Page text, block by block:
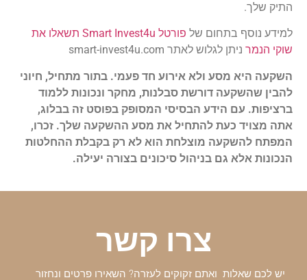
התיק שלך.
למידע נוסף בתחום של
פורטל Smart Invest4u תשאלו את
שוקי הנמר ניתן לגלוש לאתר smart-invest4u.com
השקעה היא מסע ולא אירוע חד פעמי. בתור מתחיל, חיוני
להבין שהשקעה דורשת סבלנות, מחקר ונכונות ללמוד
ברציפות. עם הידע הבסיסי המסופק בפוסט זה בבלוג,
אתה מצויד כעת להתחיל את מסע ההשקעה שלך. זכרו,
המפתח להשקעה מוצלחת הוא לא רק בקבלת ההחלטות
הנכונות אלא גם בניהול סיכונים בצורה יעילה.
צרו קשר
יש לכם שאלות ואתם זקוקים לעזרה? השאירו פרטים ונחזור